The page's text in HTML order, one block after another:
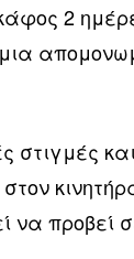
2
στιγμές
προβεί